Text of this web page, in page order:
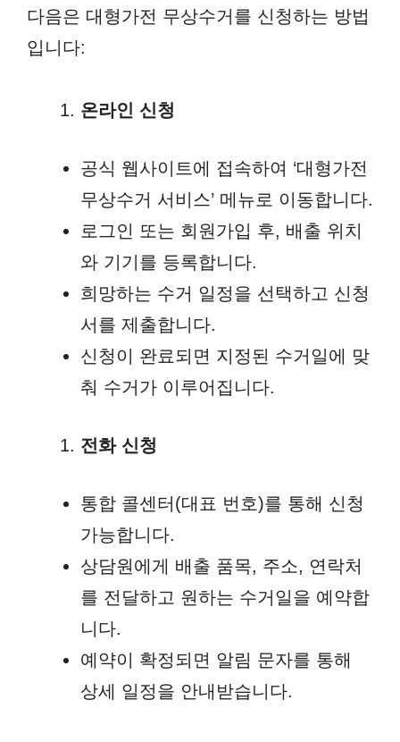
다음은 대형가전 무상수거를 신청하는 방법
입니다:
온라인 신청
공식 웹사이트에 접속하여 ‘대형가전
무상수거 서비스’ 메뉴로 이동합니다.
로그인 또는 회원가입 후, 배출 위치
와 기기를 등록합니다.
희망하는 수거 일정을 선택하고 신청
서를 제출합니다.
신청이 완료되면 지정된 수거일에 맞
춰 수거가 이루어집니다.
전화 신청
통합 콜센터(대표 번호)를 통해 신청
가능합니다.
상담원에게 배출 품목, 주소, 연락처
를 전달하고 원하는 수거일을 예약합
니다.
예약이 확정되면 알림 문자를 통해
상세 일정을 안내받습니다.